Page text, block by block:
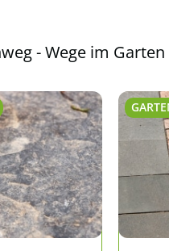
- Wege im Garten